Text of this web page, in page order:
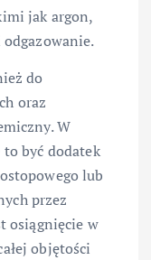
jak argon,
do
oraz
W
być dodatek
lub
przez
osiągnięcie w
objętości